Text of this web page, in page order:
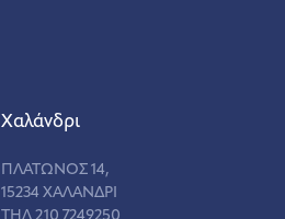
Χαλάνδρι
ΠΛΑΤΩΝΟΣ 14,
15234 ΧΑΛΑΝΔΡΙ